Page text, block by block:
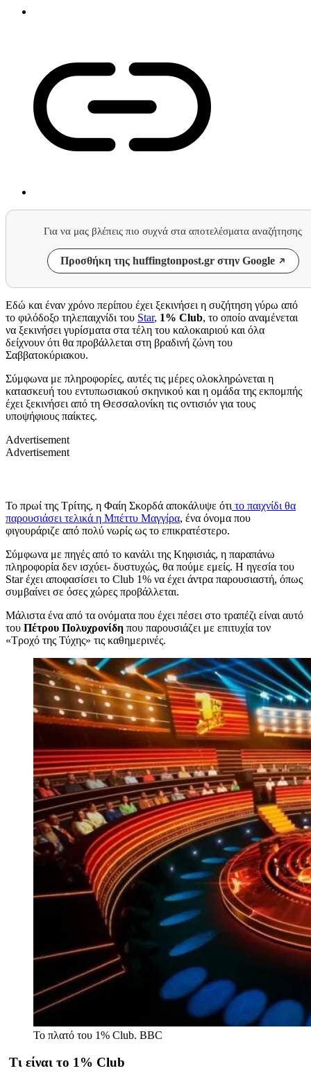
Για να μας βλέπεις πιο συχνά στα αποτελέσματα αναζήτησης
Προσθήκη της huffingtonpost.gr στην Google
Εδώ και έναν χρόνο περίπου έχει ξεκινήσει η συζήτηση γύρω από
το φιλόδοξο τηλεπαιχνίδι του Star, 1% Club, το οποίο αναμένεται
να ξεκινήσει γυρίσματα στα τέλη του καλοκαιριού και όλα
δείχνουν ότι θα προβάλλεται στη βραδινή ζώνη του
Σαββατοκύριακου.
Σύμφωνα με πληροφορίες, αυτές τις μέρες ολοκληρώνεται η
κατασκευή του εντυπωσιακού σκηνικού και η ομάδα της εκπομπής
έχει ξεκινήσει από τη Θεσσαλονίκη τις οντισιόν για τους
υποψήφιους παίκτες.
Advertisement
Advertisement
Το πρωί της Τρίτης, η Φαίη Σκορδά αποκάλυψε ότι το παιχνίδι θα
παρουσιάσει τελικά η Μπέττυ Μαγγίρα, ένα όνομα που
φιγουράριζε από πολύ νωρίς ως το επικρατέστερο.
Σύμφωνα με πηγές από το κανάλι της Κηφισιάς, η παραπάνω
πληροφορία δεν ισχύει- δυστυχώς, θα πούμε εμείς. Η ηγεσία του
Star έχει αποφασίσει το Club 1% να έχει άντρα παρουσιαστή, όπως
συμβαίνει σε όσες χώρες προβάλλεται.
Μάλιστα ένα από τα ονόματα που έχει πέσει στο τραπέζι είναι αυτό
του Πέτρου Πολυχρονίδη που παρουσιάζει με επιτυχία τον
«Τροχό της Τύχης» τις καθημερινές.
Το πλατό του 1% Club. BBC
Τι είναι το 1% Club